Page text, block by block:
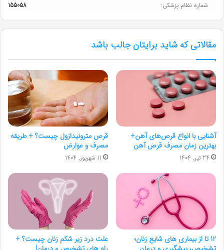
شماره نظام پزشکی: 155058
مقالاتی که شاید برایتان جالب باشد
آشنایی با انواع قرص‌های آهن+
بهترین زمان مصرف قرص آهن
24 تیر, 1404
قرص مترونیدازول چیست؟ + طریقه
مصرف و عوارض
11 شهریور, 1404
12 تا از بیماری های شایع زنان؛
علت درد زیر شکم زنان چیست؟ +